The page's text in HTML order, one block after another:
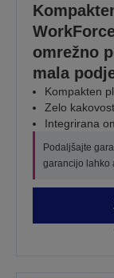
omrežno
mala
Kompakten
Zelo
Integrirana
Podaljšajte
garancijo lahko